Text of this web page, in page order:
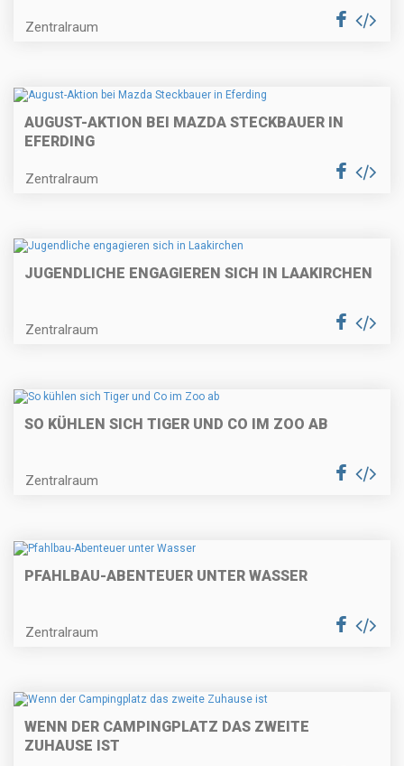
Zentralraum
AUGUST-AKTION BEI MAZDA STECKBAUER IN
EFERDING
Zentralraum
JUGENDLICHE ENGAGIEREN SICH IN LAAKIRCHEN
Zentralraum
SO KÜHLEN SICH TIGER UND CO IM ZOO AB
Zentralraum
PFAHLBAU-ABENTEUER UNTER WASSER
Zentralraum
WENN DER CAMPINGPLATZ DAS ZWEITE
ZUHAUSE IST